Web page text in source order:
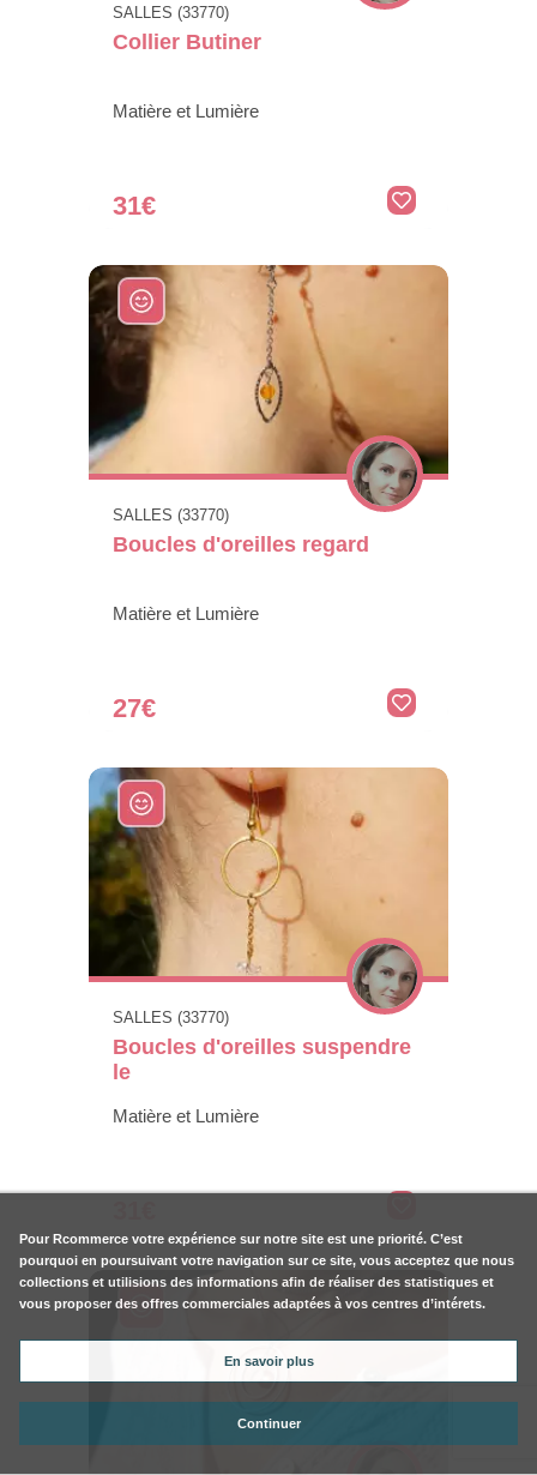
SALLES (33770)
Collier Butiner
Matière et Lumière
31€
SALLES (33770)
Boucles d'oreilles regard
Matière et Lumière
27€
SALLES (33770)
Boucles d'oreilles suspendre
le
Matière et Lumière
Pour Rcommerce votre expérience sur notre site est une priorité. C’est
pourquoi en poursuivant votre navigation sur ce site, vous acceptez que nous
collections et utilisions des informations afin de réaliser des statistiques et
vous proposer des offres commerciales adaptées à vos centres d’intérets.
En savoir plus
Continuer